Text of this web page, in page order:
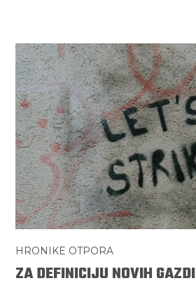
HRONIKE OTPORA
ZA DEFINICIJU NOVIH GAZDI